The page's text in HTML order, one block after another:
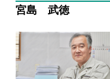
宮島 武徳